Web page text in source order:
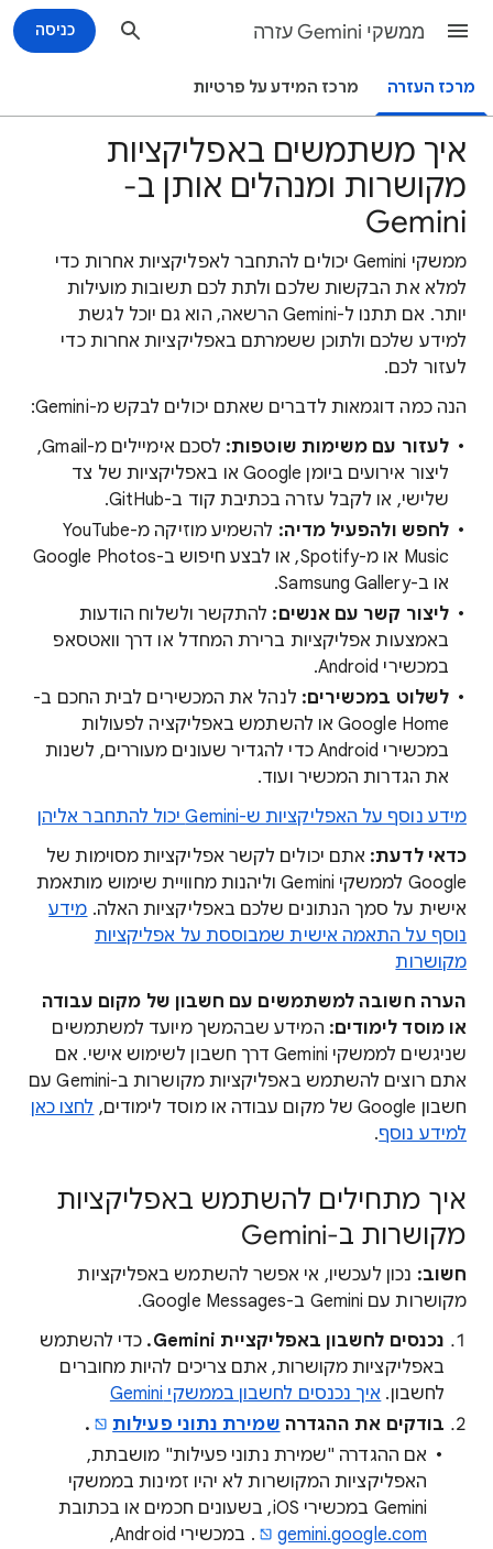
ממשקי Gemini עזרה כניסה
מרכז העזרה מרכז המידע על פרטיות
איך משתמשים באפליקציות
מקושרות ומנהלים אותן ב-
Gemini
ממשקי Gemini יכולים להתחבר לאפליקציות אחרות כדי
למלא את הבקשות שלכם ולתת לכם תשובות מועילות
יותר. אם תתנו ל-Gemini הרשאה, הוא גם יוכל לגשת
למידע שלכם ולתוכן ששמרתם באפליקציות אחרות כדי
לעזור לכם.
הנה כמה דוגמאות לדברים שאתם יכולים לבקש מ-Gemini:
לעזור עם משימות שוטפות:
לסכם אימיילים מ-Gmail,
ליצור אירועים ביומן Google או באפליקציות של צד
שלישי, או לקבל עזרה בכתיבת קוד ב-GitHub.
לחפש ולהפעיל מדיה:
להשמיע מוזיקה מ-YouTube
Music או מ-Spotify, או לבצע חיפוש ב-Google Photos
או ב-Samsung Gallery.
ליצור קשר עם אנשים: להתקשר ולשלוח הודעות
באמצעות אפליקציות ברירת המחדל או דרך וואטסאפ
במכשירי Android.
לשלוט במכשירים: לנהל את המכשירים לבית החכם ב-
Google Home או להשתמש באפליקציה לפעולות
במכשירי Android כדי להגדיר שעונים מעוררים, לשנות
את הגדרות המכשיר ועוד.
מידע נוסף על האפליקציות ש-Gemini יכול להתחבר אליהן
כדאי לדעת: אתם יכולים לקשר אפליקציות מסוימות של
Google לממשקי Gemini וליהנות מחוויית שימוש מותאמת
אישית על סמך הנתונים שלכם באפליקציות האלה. מידע
נוסף על התאמה אישית שמבוססת על אפליקציות
מקושרות
הערה חשובה למשתמשים עם חשבון של מקום עבודה
או מוסד לימודים: המידע שבהמשך מיועד למשתמשים
שניגשים לממשקי Gemini דרך חשבון לשימוש אישי. אם
אתם רוצים להשתמש באפליקציות מקושרות ב-Gemini עם
חשבון Google של מקום עבודה או מוסד לימודים,
לחצו כאן
למידע נוסף.
איך מתחילים להשתמש באפליקציות
מקושרות ב-Gemini
חשוב: נכון לעכשיו, אי אפשר להשתמש באפליקציות
מקושרות עם Gemini ב-Google Messages.
נכנסים לחשבון באפליקציית Gemini.
כדי להשתמש
באפליקציות מקושרות, אתם צריכים להיות מחוברים
לחשבון. איך נכנסים לחשבון בממשקי Gemini
בודקים את ההגדרה שמירת נתוני פעילות
.
אם ההגדרה "שמירת נתוני פעילות" מושבתת,
האפליקציות המקושרות לא יהיו זמינות בממשקי
Gemini במכשירי iOS, בשעונים חכמים או בכתובת
gemini.google.com
. במכשירי Android,